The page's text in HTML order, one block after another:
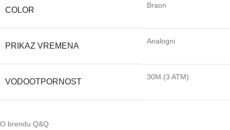
COLOR
Braon
PRIKAZ VREMENA
Analogni
VODOOTPORNOST
30M (3 ATM)
O brendu Q&Q